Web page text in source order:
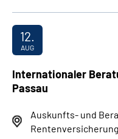
Internationaler
Passau
Auskunfts- und
Rentenversicherung
12.
AUG